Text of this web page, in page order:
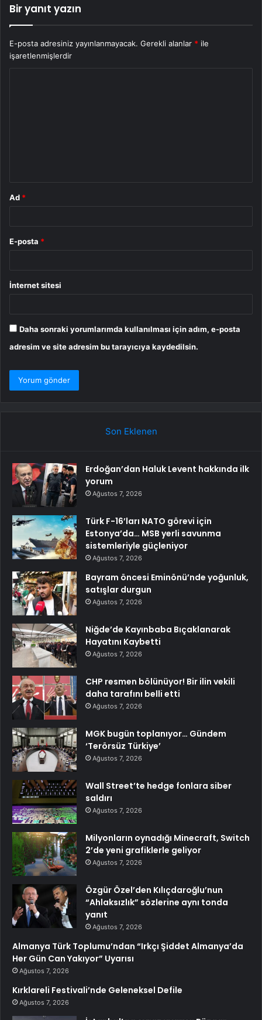
Bir yanıt yazın
E-posta adresiniz yayınlanmayacak. Gerekli alanlar * ile
işaretlenmişlerdir
Ad *
E-posta *
İnternet sitesi
Daha sonraki yorumlarımda kullanılması için adım, e-posta
adresim ve site adresim bu tarayıcıya kaydedilsin.
Son Eklenen
Erdoğan’dan Haluk Levent hakkında ilk
yorum
Ağustos 7, 2026
Türk F-16’ları NATO görevi için
Estonya’da… MSB yerli savunma
sistemleriyle güçleniyor
Ağustos 7, 2026
Bayram öncesi Eminönü’nde yoğunluk,
satışlar durgun
Ağustos 7, 2026
Niğde’de Kayınbaba Bıçaklanarak
Hayatını Kaybetti
Ağustos 7, 2026
CHP resmen bölünüyor! Bir ilin vekili
daha tarafını belli etti
Ağustos 7, 2026
MGK bugün toplanıyor… Gündem
‘Terörsüz Türkiye’
Ağustos 7, 2026
Wall Street’te hedge fonlara siber
saldırı
Ağustos 7, 2026
Milyonların oynadığı Minecraft, Switch
2’de yeni grafiklerle geliyor
Ağustos 7, 2026
Özgür Özel’den Kılıçdaroğlu’nun
“Ahlaksızlık” sözlerine aynı tonda
yanıt
Ağustos 7, 2026
Almanya Türk Toplumu’ndan “Irkçı Şiddet Almanya’da
Her Gün Can Yakıyor” Uyarısı
Ağustos 7, 2026
Kırklareli Festivali’nde Geleneksel Defile
Ağustos 7, 2026